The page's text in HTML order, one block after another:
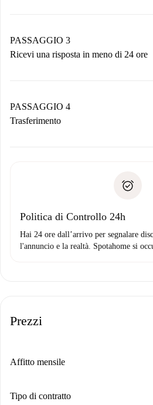
non accetta.
PASSAGGIO 3
Ricevi una risposta in meno di 24 ore
contatto con il proprietario.
Se rifiutata: non ti addebiteremo
Domiciliazione del
PASSAGGIO 4
Trasferimento
solo se non segnali problemi.
Politica di Controllo 24h
Hai 24 ore dall’arrivo per segnalare
l'annuncio e la realtà. Spotahome si
Prezzi
Affitto mensile
Tipo di contratto